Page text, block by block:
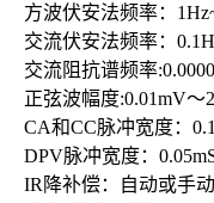
方波伏安法频率：
交流伏安法频率：
交流阻抗谱频率
正弦波幅度:0.01mV～
CA和CC脉冲宽度：
DPV脉冲宽度：
IR 降补偿：自动或手